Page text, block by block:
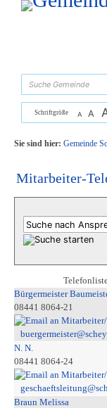
Zum Inhalt, zur Navigation
Schriftgröße A A
Sie sind hier: Gemeinde
Mitarbeiter-
Bürgermeister
08441 8064-21
N. N.
08441 8064-24
Braun Melissa